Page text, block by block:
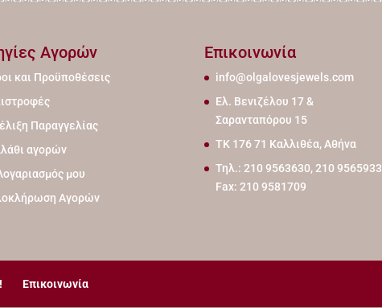
Αγορών
και Προϋποθέσεις
Παραγγελίας
αγορών
μου
Αγορών
Επικοινωνία
info@olgalovesjewels.com
Ελ. Βενιζέλου 17 &
Σαρανταπόρου 15
ΤΚ 176 71 Καλλιθέα, Αθήνα
Τηλ.: 210 9563630, 210 9565933
Fax: 210 9581709
Επικοινωνία